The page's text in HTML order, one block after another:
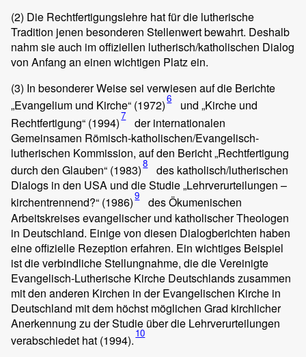
(2) Die Rechtfertigungslehre hat für die lutherische
Tradition jenen besonderen Stellenwert bewahrt. Deshalb
nahm sie auch im offiziellen lutherisch/katholischen Dialog
von Anfang an einen wichtigen Platz ein.
(3) In besonderer Weise sei verwiesen auf die Berichte
„Evangelium und Kirche“ (1972)6
und „Kirche und
Rechtfertigung“ (1994)7
der internationalen
Gemeinsamen Römisch-katholischen/Evangelisch-
lutherischen Kommission, auf den Bericht „Rechtfertigung
durch den Glauben“ (1983)8
des katholisch/lutherischen
Dialogs in den USA und die Studie „Lehrverurteilungen –
kirchentrennend?“ (1986)9
des Ökumenischen
Arbeitskreises evangelischer und katholischer Theologen
in Deutschland. Einige von diesen Dialogberichten haben
eine offizielle Rezeption erfahren. Ein wichtiges Beispiel
ist die verbindliche Stellungnahme, die die Vereinigte
Evangelisch-Lutherische Kirche Deutschlands zusammen
mit den anderen Kirchen in der Evangelischen Kirche in
Deutschland mit dem höchst möglichen Grad kirchlicher
Anerkennung zu der Studie über die Lehrverurteilungen
verabschiedet hat (1994). 10